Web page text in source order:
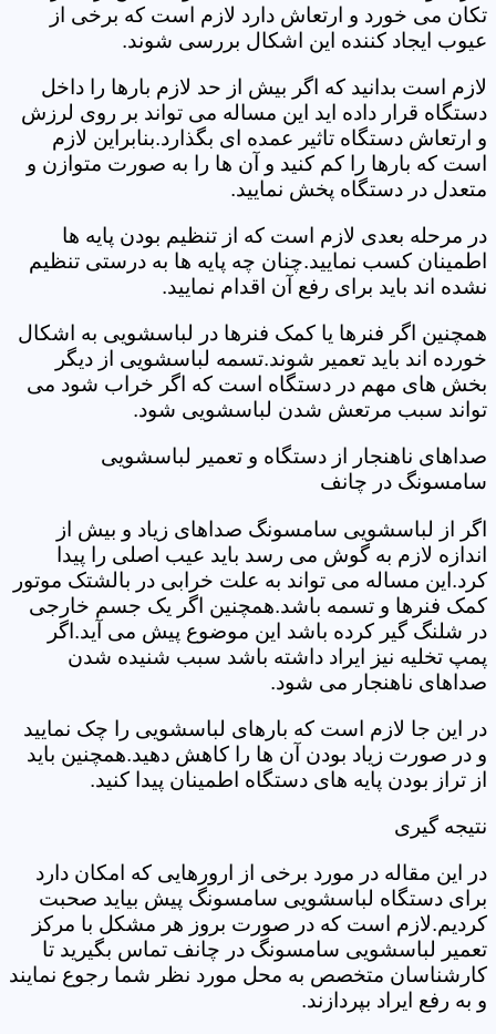
تکان می خورد و ارتعاش دارد لازم است که برخی از
عیوب ایجاد کننده این اشکال بررسی شوند.
لازم است بدانید که اگر بیش از حد لازم بارها را داخل
دستگاه قرار داده اید این مساله می تواند بر روی لرزش
و ارتعاش دستگاه تاثیر عمده ای بگذارد.بنابراین لازم
است که بارها را کم کنید و آن ها را به صورت متوازن و
متعدل در دستگاه پخش نمایید.
در مرحله بعدی لازم است که از تنظیم بودن پایه ها
اطمینان کسب نمایید.چنان چه پایه ها به درستی تنظیم
نشده اند باید برای رفع آن اقدام نمایید.
همچنین اگر فنرها یا کمک فنرها در لباسشویی به اشکال
خورده اند باید تعمیر شوند.تسمه لباسشویی از دیگر
بخش های مهم در دستگاه است که اگر خراب شود می
تواند سبب مرتعش شدن لباسشویی شود.
صداهای ناهنجار از دستگاه و تعمیر لباسشویی
سامسونگ در چانف
اگر از لباسشویی سامسونگ صداهای زیاد و بیش از
اندازه لازم به گوش می رسد باید عیب اصلی را پیدا
کرد.این مساله می تواند به علت خرابی در بالشتک موتور
کمک فنرها و تسمه باشد.همچنین اگر یک جسم خارجی
در شلنگ گیر کرده باشد این موضوع پیش می آید.اگر
پمپ تخلیه نیز ایراد داشته باشد سبب شنیده شدن
صداهای ناهنجار می شود.
در این جا لازم است که بارهای لباسشویی را چک نمایید
و در صورت زیاد بودن آن ها را کاهش دهید.همچنین باید
از تراز بودن پایه های دستگاه اطمینان پیدا کنید.
نتیجه گیری
در این مقاله در مورد برخی از ارورهایی که امکان دارد
برای دستگاه لباسشویی سامسونگ پیش بیاید صحبت
کردیم.لازم است که در صورت بروز هر مشکل با مرکز
تعمیر لباسشویی سامسونگ در چانف تماس بگیرید تا
کارشناسان متخصص به محل مورد نظر شما رجوع نمایند
و به رفع ایراد بپردازند.